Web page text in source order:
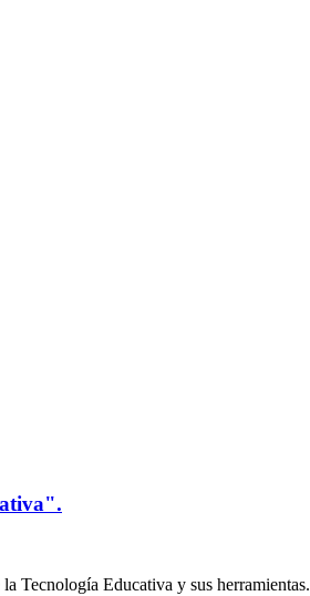
Tecnología Educativa y sus herramientas.